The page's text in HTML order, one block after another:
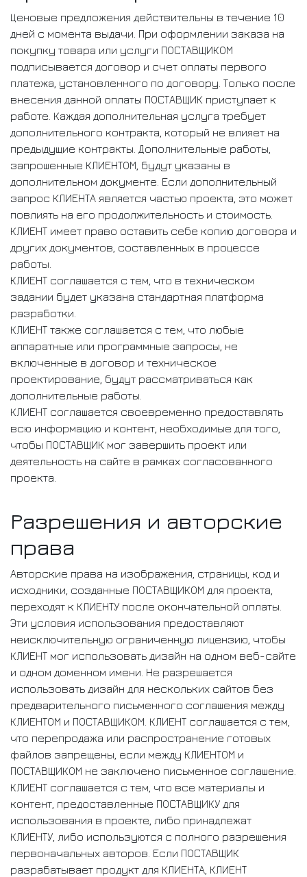
Ценовые предложения действительны в течение 10
дней с момента выдачи. При оформлении заказа на
покупку товара или услуги ПОСТАВЩИКОМ
подписывается договор и счет оплаты первого
платежа, установленного по договору. Только после
внесения данной оплаты ПОСТАВЩИК приступает к
работе. Каждая дополнительная услуга требует
дополнительного контракта, который не влияет на
предыдущие контракты. Дополнительные работы,
запрошенные КЛИЕНТОМ, будут указаны в
дополнительном документе. Если дополнительный
запрос КЛИЕНТА является частью проекта, это может
повлиять на его продолжительность и стоимость.
КЛИЕНТ имеет право оставить себе копию договора и
других документов, составленных в процессе
работы.
КЛИЕНТ соглашается с тем, что в техническом
задании будет указана стандартная платформа
разработки.
КЛИЕНТ также соглашается с тем, что любые
аппаратные или программные запросы, не
включенные в договор и техническое
проектирование, будут рассматриваться как
дополнительные работы.
КЛИЕНТ соглашается своевременно предоставлять
всю информацию и контент, необходимые для того,
чтобы ПОСТАВЩИК мог завершить проект или
деятельность на сайте в рамках согласованного
проекта.
Разрешения и авторские
права
Авторские права на изображения, страницы, код и
исходники, созданные ПОСТАВЩИКОМ для проекта,
переходят к КЛИЕНТУ после окончательной оплаты.
Эти условия использования предоставляют
неисключительную ограниченную лицензию, чтобы
КЛИЕНТ мог использовать дизайн на одном веб-сайте
и одном доменном имени. Не разрешается
использовать дизайн для нескольких сайтов без
предварительного письменного соглашения между
КЛИЕНТОМ и ПОСТАВЩИКОМ. КЛИЕНТ соглашается с тем,
что перепродажа или распространение готовых
файлов запрещены, если между КЛИЕНТОМ и
ПОСТАВЩИКОМ не заключено письменное соглашение.
КЛИЕНТ соглашается с тем, что все материалы и
контент, предоставленные ПОСТАВЩИКУ для
использования в проекте, либо принадлежат
КЛИЕНТУ, либо используются с полного разрешения
первоначальных авторов. Если ПОСТАВЩИК
разрабатывает продукт для КЛИЕНТА, КЛИЕНТ